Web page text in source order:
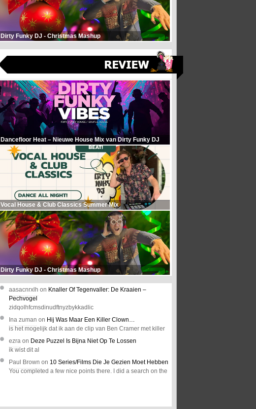
Dirty Funky DJ - Christmas Mashup
Dancefloor Heat – Nieuwe House Mix van Dirty Funky DJ
Vocal House & Club Classics Summer Mix
Dirty Funky DJ - Christmas Mashup
aasacnrxlh on Knaller Of Tegenvaller: De Kraaien –
Pechvogel
zidqolhfcmsdinudftnyzbykkadlic
Ina zuman on Hij Was Maar Een Killer Clown…
is het mogelijk dat ik aan de clip van Ben Cramer met killer
ezra on Deze Puzzel Is Bijna Niet Op Te Lossen
ik wist dit al
Paul Brown on 10 Series/Films Die Je Gezien Moet Hebben
You completed a few nice points there. I did a search on the